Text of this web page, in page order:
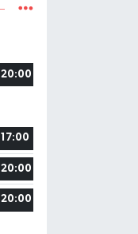
20:00
17:00
20:00
20:00